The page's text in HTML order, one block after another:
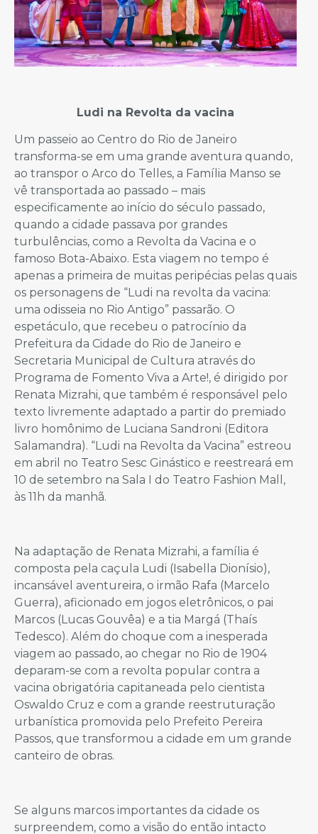
Ludi na Revolta da vacina
Um passeio ao Centro do Rio de Janeiro
transforma-se em uma grande aventura quando,
ao transpor o Arco do Telles, a Família Manso se
vê transportada ao passado – mais
especificamente ao início do século passado,
quando a cidade passava por grandes
turbulências, como a Revolta da Vacina e o
famoso Bota-Abaixo. Esta viagem no tempo é
apenas a primeira de muitas peripécias pelas quais
os personagens de “Ludi na revolta da vacina:
uma odisseia no Rio Antigo” passarão. O
espetáculo, que recebeu o patrocínio da
Prefeitura da Cidade do Rio de Janeiro e
Secretaria Municipal de Cultura através do
Programa de Fomento Viva a Arte!, é dirigido por
Renata Mizrahi, que também é responsável pelo
texto livremente adaptado a partir do premiado
livro homônimo de Luciana Sandroni (Editora
Salamandra). “Ludi na Revolta da Vacina” estreou
em abril no Teatro Sesc Ginástico e reestreará em
10 de setembro na Sala I do Teatro Fashion Mall,
às 11h da manhã.
Na adaptação de Renata Mizrahi, a família é
composta pela caçula Ludi (Isabella Dionísio),
incansável aventureira, o irmão Rafa (Marcelo
Guerra), aficionado em jogos eletrônicos, o pai
Marcos (Lucas Gouvêa) e a tia Margá (Thaís
Tedesco). Além do choque com a inesperada
viagem ao passado, ao chegar no Rio de 1904
deparam-se com a revolta popular contra a
vacina obrigatória capitaneada pelo cientista
Oswaldo Cruz e com a grande reestruturação
urbanística promovida pelo Prefeito Pereira
Passos, que transformou a cidade em um grande
canteiro de obras.
Se alguns marcos importantes da cidade os
surpreendem, como a visão do então intacto